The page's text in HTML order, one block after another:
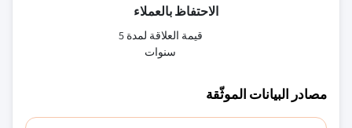
الاحتفاظ بالعملاء
قيمة العلاقة لمدة 5
سنوات
مصادر البيانات الموثّقة